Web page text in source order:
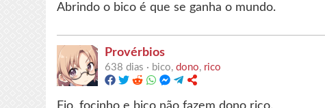
Abrindo o bico é que se ganha o mundo.
Provérbios
638 dias · bico,dono, rico
Fio, focinho e bico não fazem dono rico.